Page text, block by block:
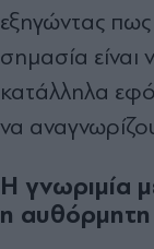
εξηγώντας
σημασία είναι
κατάλληλα
να
Η γνωριμία
η